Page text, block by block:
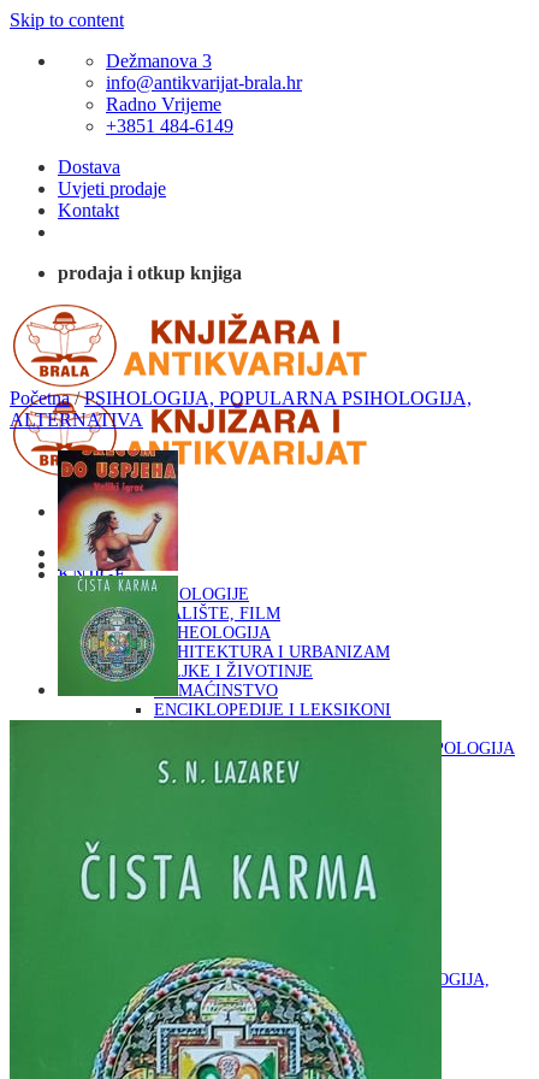
Skip to content
Dežmanova 3
info@antikvarijat-brala.hr
Radno Vrijeme
+3851 484-6149
Dostava
Uvjeti prodaje
Kontakt
prodaja i otkup knjiga
Naslovna
KNJIGE
OD ARHEOLOGIJE
DO KAZALIŠTE, FILM
ARHEOLOGIJA
ARHITEKTURA I URBANIZAM
BILJKE I ŽIVOTINJE
DOMAĆINSTVO
ENCIKLOPEDIJE I LEKSIKONI
FILOZOFIJA, SOCIOLOGIJA, ANTROPOLOGIJA
FOTOGRAFIJA
GLAZBENA UMJETNOST
KNJIŽEVNOST
LIKOVNA UMJETNOST
LJEKOVITO BILJE I ZDRAVLJE
PRIRODNE ZNANOSTI
PSIHOLOGIJA, POPULARNA PSIHOLOGIJA,
ALTERNATIVA
RAZNO
RELIGIJA
OD RJEČNIKA
Početna / PSIHOLOGIJA, POPULARNA PSIHOLOGIJA,
ALTERNATIVA